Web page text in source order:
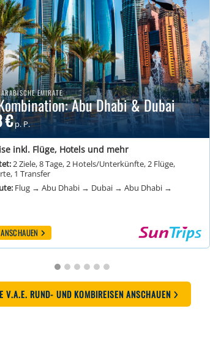
EMIRATE
Abu Dhabi & Dubai
€p. P.
inkl. Flüge, Hotels und mehr
2 Ziele, 8 Tage, 2 Hotels/Unterkünfte, 2 Flüge,
1 Transfer
Flug → Abu Dhabi → Dubai → Abu Dhabi →
V.A.E. RUND- UND KOMBIREISEN ANSCHAUEN